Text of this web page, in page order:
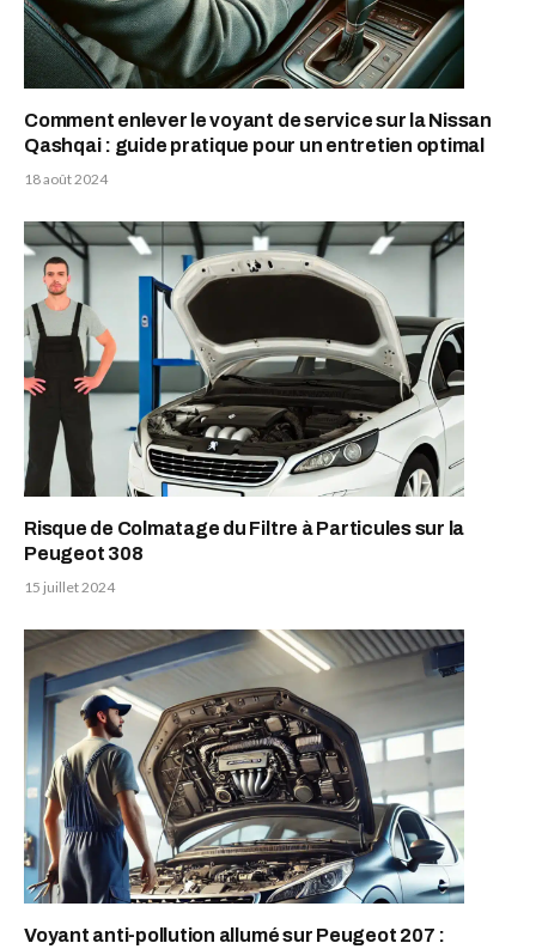
Comment enlever le voyant de service sur la Nissan
Qashqai : guide pratique pour un entretien optimal
18 août 2024
Risque de Colmatage du Filtre à Particules sur la
Peugeot 308
15 juillet 2024
Voyant anti-pollution allumé sur Peugeot 207 :